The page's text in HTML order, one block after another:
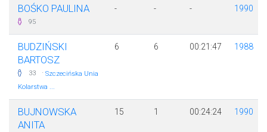
BOŚKO PAULINA
95
- - - 1990
BUDZIŃSKI
BARTOSZ
33 · Szczecińska Unia
Kolarstwa ...
6 6 00:21:47 1988
BUJNOWSKA
ANITA
15 1 00:24:24 1990